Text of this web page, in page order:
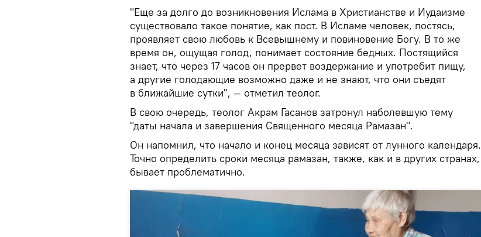
"Еще за долго до возникновения Ислама в Христианстве и Иудаизме
существовало такое понятие, как пост. В Исламе человек, постясь,
проявляет свою любовь к Всевышнему и повиновение Богу. В то же
время он, ощущая голод, понимает состояние бедных. Постящийся
знает, что через 17 часов он прервет воздержание и употребит пищу,
а другие голодающие возможно даже и не знают, что они съедят
в ближайшие сутки", — отметил теолог.
В свою очередь, теолог Акрам Гасанов затронул наболевшую тему
"даты начала и завершения Священного месяца Рамазан".
Он напомнил, что начало и конец месяца зависят от лунного календаря.
Точно определить сроки месяца рамазан, также, как и в других странах,
бывает проблематично.